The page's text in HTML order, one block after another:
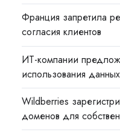
Франция запретила
согласия клиентов
ИТ-компании
использования
Wildberries
доменов для